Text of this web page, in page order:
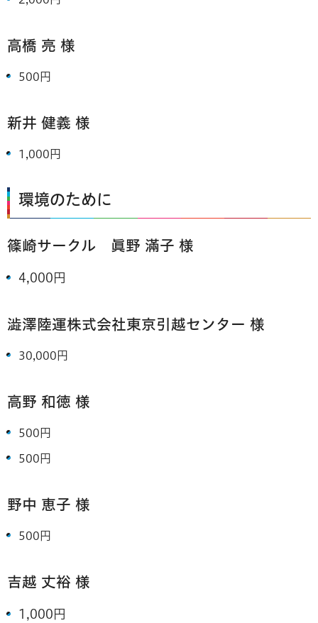
高橋 亮 様
500円
新井 健義 様
1,000円
環境のために
篠崎サークル 眞野 滿子 様
4,000円
澁澤陸運株式会社東京引越センター 様
30,000円
高野 和徳 様
500円
500円
野中 恵子 様
500円
吉越 丈裕 様
1,000円